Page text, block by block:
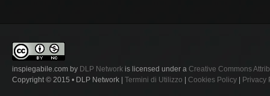
inspiegabile.com by DLP Network is licensed under a Creative Commons
Copyright © 2015 • DLP Network | Termini di Utilizzo | Cookies Policy | Privacy